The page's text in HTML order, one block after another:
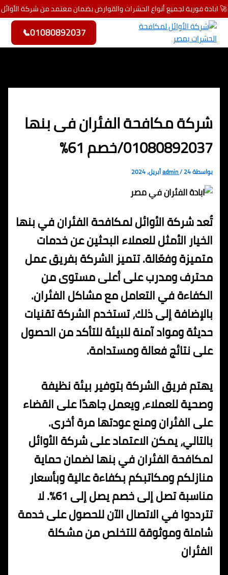
تخطي إلى المحتوى
🚀 ابادة فورية لجميع أنواع الحشرات والقوارض بضمان معتمد من شركة الأوائل
01080892037
📞
شركة مكافحة الفئران فى بنها
01080892037/خصم 61%
بواسطة admin/24 أبريل، 2024
تُعد شركة الأوائل لمكافحة الفئران في بنها
الخيار الأمثل للعملاء البحثين عن خدمات
متميزة وفعّالة. تتميز الشركة بفريق عمل
محترف ومدرب على أعلى مستوى من
الكفاءة في التعامل مع مشاكل الفئران.
بالإضافة إلى ذلك، تستخدم الشركة تقنيات
حديثة ومواد آمنة للبيئة للتأكد من الحصول
على نتائج فعالة ومستدامة.
يهتم فريق الشركة بتوفير بيئة نظيفة
وصحية للعملاء، ويعمل جاهدًا على القضاء
على الفئران ومنع عودتها مرة أخرى.
بالتالي، يمكن الاعتماد على شركة الأوائل
لمكافحة الفئران في بنها لضمان حماية
منازلكم ومكاتبكم بكفاءة عالية وبأسعار
مناسبة تصل إلى خصم يصل إلى 61%. لا
تترددوا في الاتصال الآن للحصول على خدمة
شاملة وموثوقة للتخلص من مشكلة
الفئران